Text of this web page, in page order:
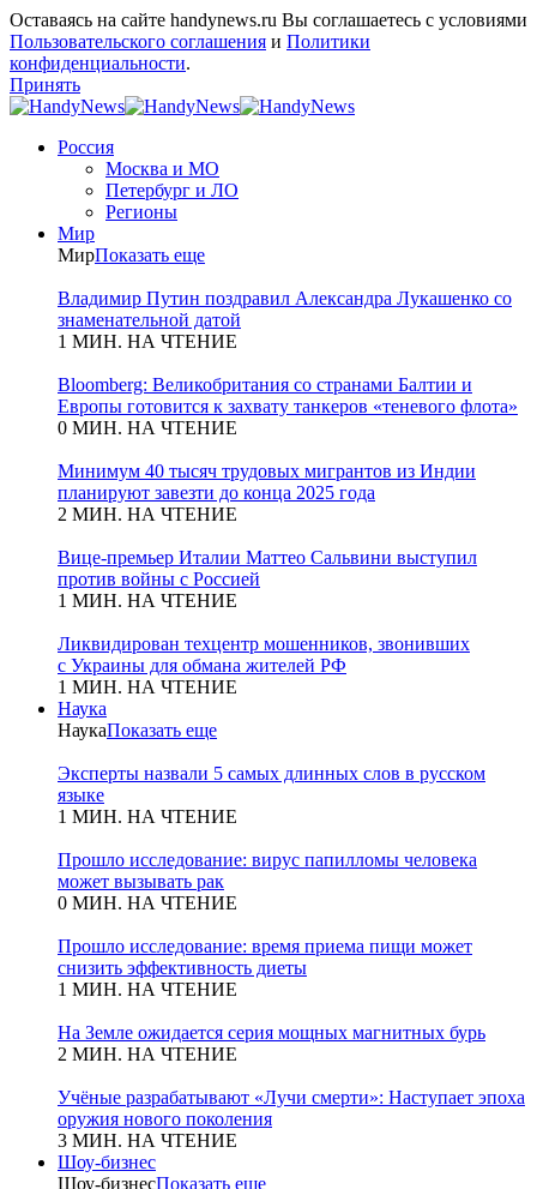
Оставаясь на сайте handynews.ru Вы соглашаетесь с условиями
Пользовательского соглашения и Политики
конфиденциальности.
Принять
Россия
Москва и МО
Петербург и ЛО
Регионы
Мир
МирПоказать еще
Владимир Путин поздравил Александра Лукашенко со
знаменательной датой
1 МИН. НА ЧТЕНИЕ
Bloomberg: Великобритания со странами Балтии и
Европы готовится к захвату танкеров «теневого флота»
0 МИН. НА ЧТЕНИЕ
Минимум 40 тысяч трудовых мигрантов из Индии
планируют завезти до конца 2025 года
2 МИН. НА ЧТЕНИЕ
Вице-премьер Италии Маттео Сальвини выступил
против войны с Россией
1 МИН. НА ЧТЕНИЕ
Ликвидирован техцентр мошенников, звонивших
с Украины для обмана жителей РФ
1 МИН. НА ЧТЕНИЕ
Наука
НаукаПоказать еще
Эксперты назвали 5 самых длинных слов в русском
языке
1 МИН. НА ЧТЕНИЕ
Прошло исследование: вирус папилломы человека
может вызывать рак
0 МИН. НА ЧТЕНИЕ
Прошло исследование: время приема пищи может
снизить эффективность диеты
1 МИН. НА ЧТЕНИЕ
На Земле ожидается серия мощных магнитных бурь
2 МИН. НА ЧТЕНИЕ
Учёные разрабатывают «Лучи смерти»: Наступает эпоха
оружия нового поколения
3 МИН. НА ЧТЕНИЕ
Шоу-бизнес
Шоу-бизнесПоказать еще